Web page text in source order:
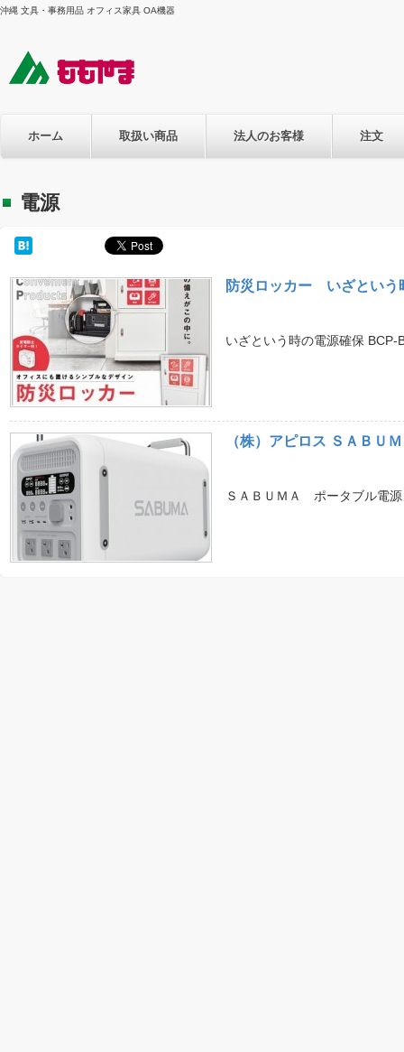
沖縄 文具・事務用品 オフィス家具 OA機器
ホーム 取扱い商品 法人のお客様 注文
電源
防災ロッカー いざとい
いざという時の電源確保 BCP-
（株）アピロス ＳＡＢＵ
ＳＡＢＵＭＡ ポータブル電